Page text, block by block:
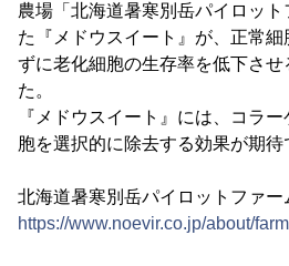
農場「北海道暑寒別岳パイロッ
た『メドウスイート』が、正常細
ずに老化細胞の生存率を低下さ
た。
『メドウスイート』には、コラ
胞を選択的に除去する効果が期待
北海道暑寒別岳パイロットファー
https://www.noevir.co.jp/about/